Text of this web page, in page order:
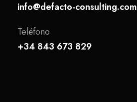
info@defacto-consulting.com
Teléfono
+34 843 673 829